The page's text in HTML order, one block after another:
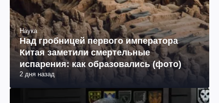
Наука
Над гробницей первого императора
Китая заметили смертельные
испарения: как образовались (фото)
2 дня назад